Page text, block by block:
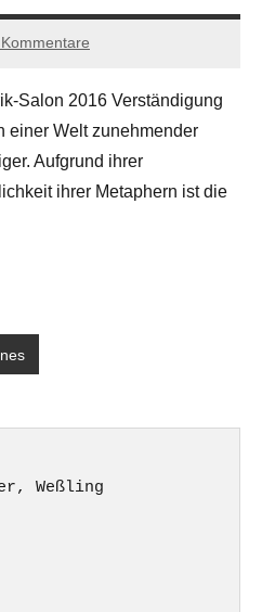
Salon 2016 Verständigung
einer Welt zunehmender
Aufgrund ihrer
ihrer Metaphern ist die